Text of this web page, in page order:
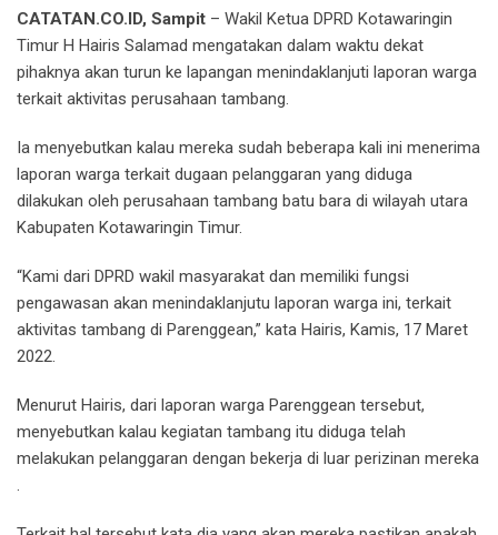
CATATAN.CO.ID, Sampit – Wakil Ketua DPRD Kotawaringin
Timur H Hairis Salamad mengatakan dalam waktu dekat
pihaknya akan turun ke lapangan menindaklanjuti laporan warga
terkait aktivitas perusahaan tambang.
Ia menyebutkan kalau mereka sudah beberapa kali ini menerima
laporan warga terkait dugaan pelanggaran yang diduga
dilakukan oleh perusahaan tambang batu bara di wilayah utara
Kabupaten Kotawaringin Timur.
“Kami dari DPRD wakil masyarakat dan memiliki fungsi
pengawasan akan menindaklanjutu laporan warga ini, terkait
aktivitas tambang di Parenggean,” kata Hairis, Kamis, 17 Maret
2022.
Menurut Hairis, dari laporan warga Parenggean tersebut,
menyebutkan kalau kegiatan tambang itu diduga telah
melakukan pelanggaran dengan bekerja di luar perizinan mereka
.